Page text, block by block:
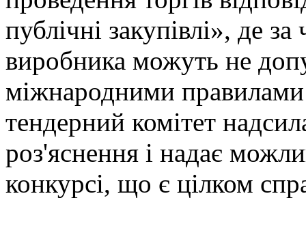
публічні закупівлі», де
виробника можуть не
міжнародними
тендерний комітет
роз'яснення і надає
конкурсі, що є цілком